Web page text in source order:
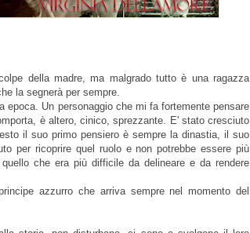
della madre, ma malgrado tutto è una ragazza
la segnerà per sempre.
Un personaggio che mi fa fortemente pensare
è altero, cinico, sprezzante. E' stato cresciuto
il suo primo pensiero è sempre la dinastia, il suo
per ricoprire quel ruolo e non potrebbe essere più
che era più difficile da delineare e da rendere
azzurro che arriva sempre nel momento del